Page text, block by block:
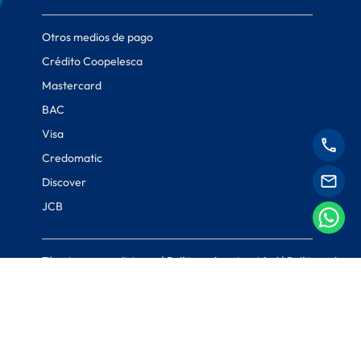
Otros medios de pago
Crédito Coopelesca
Mastercard
BAC
Visa
Credomatic
Discover
JCB
Términos y condiciones|Políticas de privacidad|Políticas de